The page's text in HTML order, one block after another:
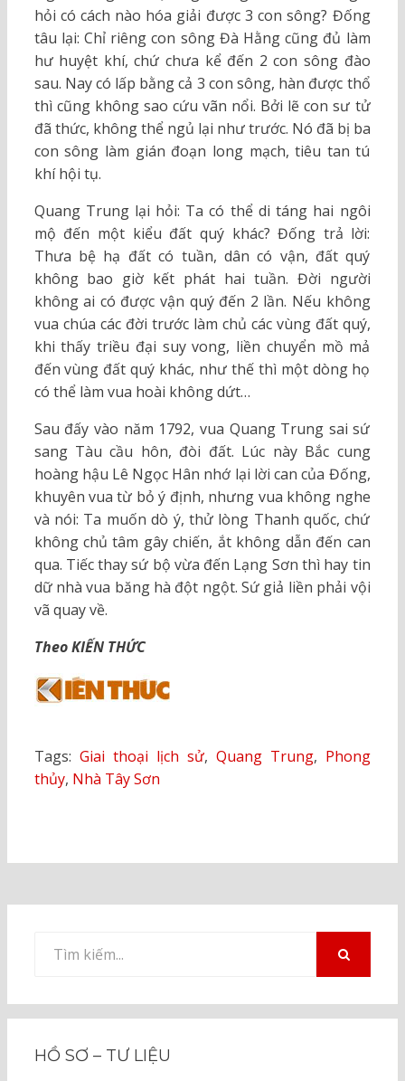
hỏi có cách nào hóa giải được 3 con sông? Đống
tâu lại: Chỉ riêng con sông Đà Hằng cũng đủ làm
hư huyệt khí, chứ chưa kể đến 2 con sông đào
sau. Nay có lấp bằng cả 3 con sông, hàn được thổ
thì cũng không sao cứu vãn nổi. Bởi lẽ con sư tử
đã thức, không thể ngủ lại như trước. Nó đã bị ba
con sông làm gián đoạn long mạch, tiêu tan tú
khí hội tụ.
Quang Trung lại hỏi: Ta có thể di táng hai ngôi
mộ đến một kiểu đất quý khác? Đống trả lời:
Thưa bệ hạ đất có tuần, dân có vận, đất quý
không bao giờ kết phát hai tuần. Đời người
không ai có được vận quý đến 2 lần. Nếu không
vua chúa các đời trước làm chủ các vùng đất quý,
khi thấy triều đại suy vong, liền chuyển mồ mả
đến vùng đất quý khác, như thế thì một dòng họ
có thể làm vua hoài không dứt…
Sau đấy vào năm 1792, vua Quang Trung sai sứ
sang Tàu cầu hôn, đòi đất. Lúc này Bắc cung
hoàng hậu Lê Ngọc Hân nhớ lại lời can của Đống,
khuyên vua từ bỏ ý định, nhưng vua không nghe
và nói: Ta muốn dò ý, thử lòng Thanh quốc, chứ
không chủ tâm gây chiến, ắt không dẫn đến can
qua. Tiếc thay sứ bộ vừa đến Lạng Sơn thì hay tin
dữ nhà vua băng hà đột ngột. Sứ giả liền phải vội
vã quay về.
Theo KIẾN THỨC
Tags: Giai thoại lịch sử, Quang Trung, Phong
thủy, Nhà Tây Sơn
kiếm
HỒ SƠ – TƯ LIỆU